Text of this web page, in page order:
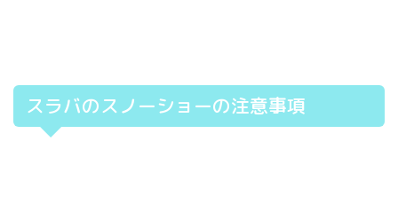
スラバのスノーショーの注意事項